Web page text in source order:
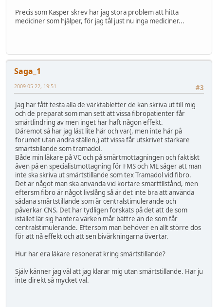
Precis som Kasper skrev har jag stora problem att hitta
mediciner som hjälper, för jag tål just nu inga mediciner...
Saga_1
#3
2009-05-22, 19:51
Jag har fått testa alla de värktabletter de kan skriva ut till mig
och de preparat som man sett att vissa fibropatienter får
smärtlindring av men inget har haft någon effekt.
Däremot så har jag läst lite här och var(, men inte här på
forumet utan andra ställen,) att vissa får utskrivet starkare
smärtstillande som tramadol.
Både min läkare på VC och på smärtmottagningen och faktiskt
även på en specialistmottagning för FMS och ME säger att man
inte ska skriva ut smärtstillande som tex Tramadol vid fibro.
Det är något man ska använda vid kortare smärttllstånd, men
eftersm fibro är något livslång så är det inte bra att använda
sådana smärtstillande som är centralstimulerande och
påverkar CNS. Det har tydligen forskats på det att de som
istället lär sig hantera värken mår bättre än de som får
centralstimulerande. Eftersom man behöver en allt större dos
för att nå effekt och att sen bivärkningarna övertar.
Hur har era läkare resonerat kring smärtstillande?
Själv känner jag väl att jag klarar mig utan smärtstillande. Har ju
inte direkt så mycket val.